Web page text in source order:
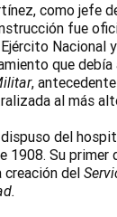
como jefe
fue
Nacional
que
,
al más
del
1908. Su
del